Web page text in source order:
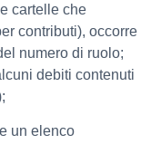
cartelle che
contributi), occorre
numero di ruolo;
debiti contenuti
un elenco